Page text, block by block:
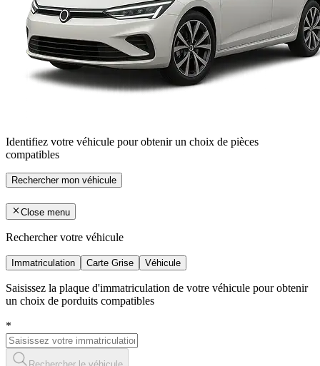
Identifiez votre véhicule pour obtenir un choix de pièces
compatibles
Rechercher mon véhicule
Close menu
Rechercher votre véhicule
Immatriculation Carte Grise Véhicule
Saisissez la plaque d'immatriculation de votre véhicule pour obtenir
un choix de porduits compatibles
*